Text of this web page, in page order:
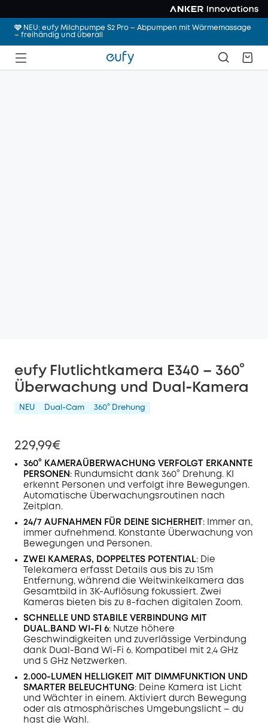
🩷 NEU: eufy Milchpumpe S2 Pro – Abpumpen mit Wärmemassage
– freihändig und überall
eufy Flutlichtkamera E340 – 360°
Überwachung und Dual‑Kamera
NEU Dual-Cam 360° Drehung
229,99€
360° KAMERAÜBERWACHUNG VERFOLGT ERKANNTE
PERSONEN : Rundumsicht dank 360° Drehung. KI
erkennt Personen und verfolgt ihre Bewegungen.
Automatische Überwachungsroutinen nach
Zeitplan.
24/7 AUFNAHMEN FÜR DEINE SICHERHEIT : Immer an,
immer aufnehmend. Konstante Überwachung von
Bewegungen und Personen.
ZWEI KAMERAS, DOPPELTES POTENTIAL: Die
Telekamera erfasst Details aus bis zu 15m
Entfernung, während die Weitwinkelkamera das
Gesamtbild in 3K-Auflösung fokussiert. Zwei
Kameras bieten bis zu 8-fachen digitalen Zoom.
SCHNELLE UND STABILE VERBINDUNG MIT
DUAL.BAND WI-FI 6: Nutze höhere
Geschwindigkeiten und zuverlässige Verbindung
dank Dual-Band Wi-Fi 6. Kompatibel mit 2,4 GHz
und 5 GHz Netzwerken.
2.000-LUMEN HELLIGKEIT MIT DIMMFUNKTION UND
SMARTER BELEUCHTUNG: Deine Kamera ist Licht
und Wächter in einem. Aktiviert durch Bewegung
oder als atmosphärisches Umgebungslicht – du
hast die Wahl.